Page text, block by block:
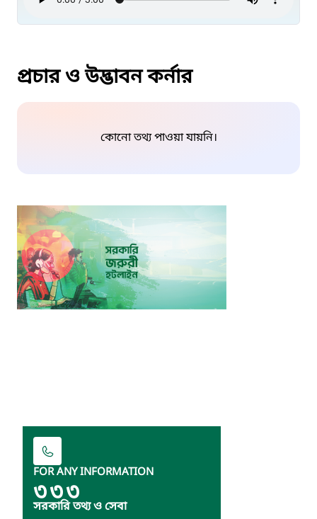
প্রচার ও উদ্ভাবন কর্নার
কোনো তথ্য পাওয়া যায়নি।
FOR ANY INFORMATION
৩৩৩
সরকারি তথ্য ও সেবা